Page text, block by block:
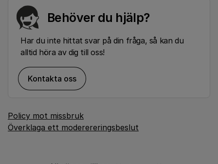
Behöver du hjälp?
Har du inte hittat svar på din fråga, så kan du
alltid höra av dig till oss!
Kontakta oss
Policy mot missbruk
Överklaga ett moderereringsbeslut